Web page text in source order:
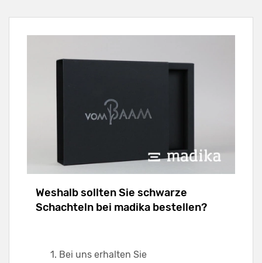
Weshalb sollten Sie schwarze
Schachteln bei madika bestellen?
Bei uns erhalten Sie